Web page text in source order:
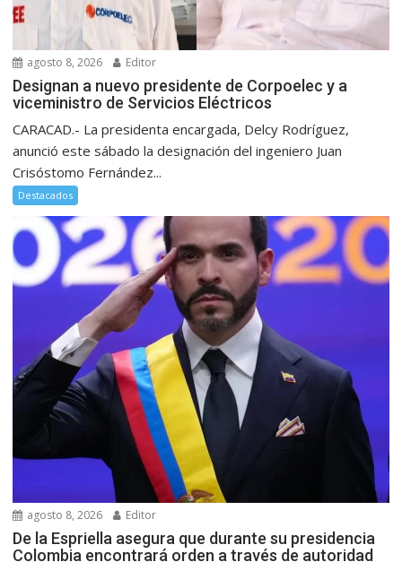
agosto 8, 2026 Editor
Designan a nuevo presidente de Corpoelec y a
viceministro de Servicios Eléctricos
CARACAD.- La presidenta encargada, Delcy Rodríguez,
anunció este sábado la designación del ingeniero Juan
Crisóstomo Fernández...
Destacados
agosto 8, 2026 Editor
De la Espriella asegura que durante su presidencia
Colombia encontrará orden a través de autoridad